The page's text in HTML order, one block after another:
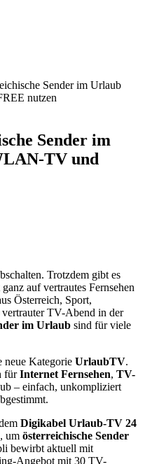
Sender im Urlaub
nutzen
Sender im
TV und
Trotzdem gibt es
auf vertrautes Fernsehen
Österreich, Sport,
TV-Abend in der
im Urlaub sind für viele
neue Kategorie UrlaubTV.
fürInternet Fernsehen, TV-
– einfach, unkompliziert
Digikabel Urlaub-TV 24
um österreichische Sender
bewirbt aktuell mit
Angebot mit 30 TV-